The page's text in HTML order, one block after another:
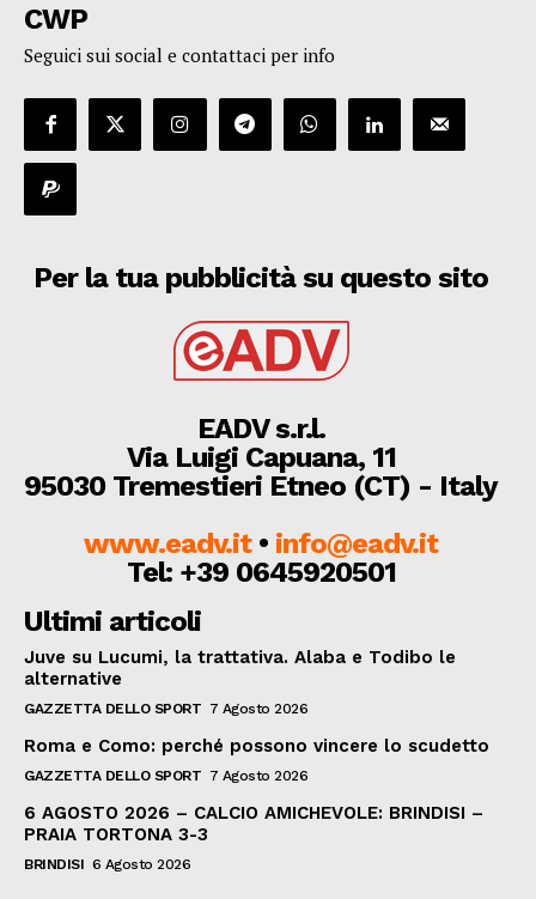
CWP
Seguici sui social e contattaci per info
Per la tua pubblicità su questo sito
EADV s.r.l.
Via Luigi Capuana, 11
95030 Tremestieri Etneo (CT) - Italy
www.eadv.it• info@eadv.it
Tel: +39 0645920501
Ultimi articoli
Juve su Lucumi, la trattativa. Alaba e Todibo le
alternative
GAZZETTA DELLO SPORT 7 Agosto 2026
Roma e Como: perché possono vincere lo scudetto
GAZZETTA DELLO SPORT 7 Agosto 2026
6 AGOSTO 2026 – CALCIO AMICHEVOLE: BRINDISI –
PRAIA TORTONA 3-3
BRINDISI 6 Agosto 2026